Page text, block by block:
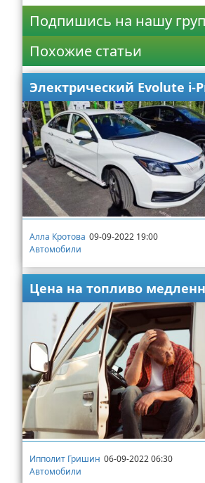
Подпишись на нашу
Похожие статьи
Электрический Evolute i-
Алла Кротова 09-09-2022 19:00
Автомобили
Цена на топливо
Ипполит Гришин 06-09-2022 06:30
Автомобили